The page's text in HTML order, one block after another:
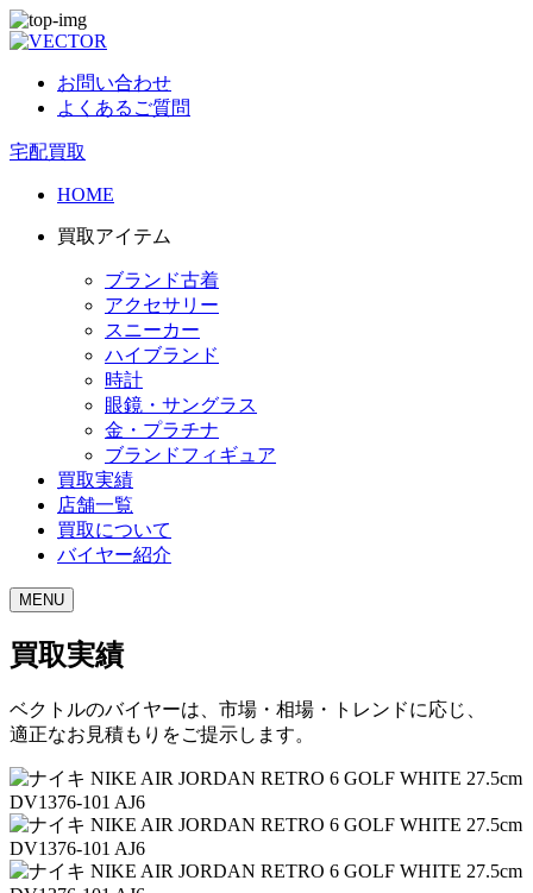
お問い合わせ
よくあるご質問
宅配買取
HOME
買取アイテム
ブランド古着
アクセサリー
スニーカー
ハイブランド
時計
眼鏡・サングラス
金・プラチナ
ブランドフィギュア
買取実績
店舗一覧
買取について
バイヤー紹介
MENU
買取実績
ベクトルのバイヤーは、市場・相場・トレンドに応じ、
適正なお見積もりをご提示します。